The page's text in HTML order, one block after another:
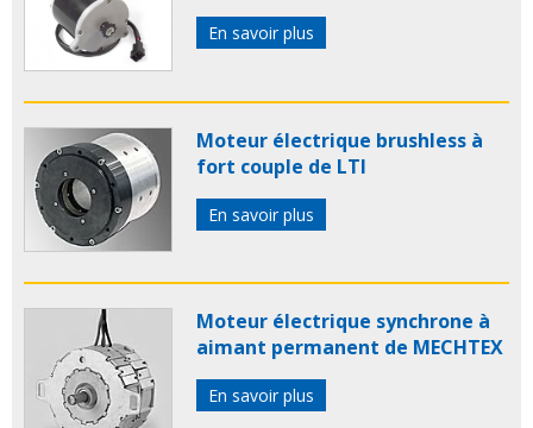
En savoir plus
Moteur électrique brushless à
fort couple de LTI
En savoir plus
Moteur électrique synchrone à
aimant permanent de MECHTEX
En savoir plus